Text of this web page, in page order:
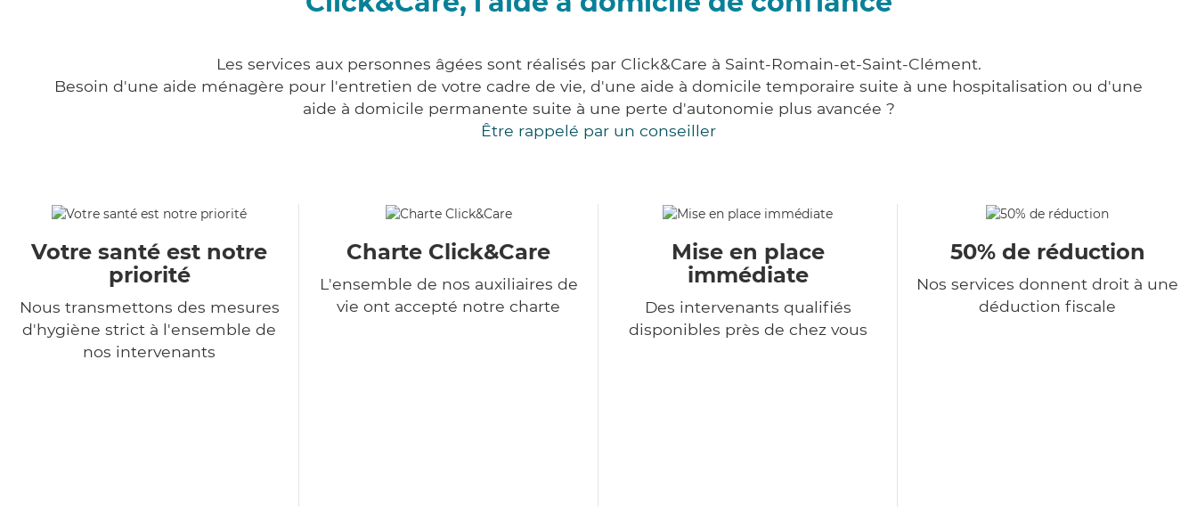
Les services aux personnes âgées sont réalisés par Click&Care à Saint-Romain-et-Saint-Clément.
Besoin d'une aide ménagère pour l'entretien de votre cadre de vie, d'une aide à domicile temporaire suite à une hospitalisation ou d'une
aide à domicile permanente suite à une perte d'autonomie plus avancée ?
Être rappelé par un conseiller
Votre santé est notre
priorité
Nous transmettons des mesures
d'hygiène strict à l'ensemble de
nos intervenants
Charte Click&Care
L'ensemble de nos auxiliaires de
vie ont accepté notre charte
Mise en place
immédiate
Des intervenants qualifiés
disponibles près de chez vous
50% de réduction
Nos services donnent droit à une
déduction fiscale